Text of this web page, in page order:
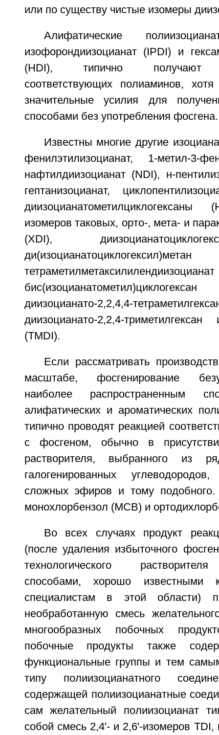
или по существу чистые изомеры
Алифатические
изофорондиизоцианат (IPDI) и
(HDI), типично получают
соответствующих полиаминов,
значительные усилия для
способами без употребления фосгена.
Известны многие другие
фенилэтилизоцианат, 1-метил-3-
нафтилдиизоцианат (NDI), н-
гептанизоцианат,
изомеров таковых, орто-, мета- и
(XDI),
диизоцианато-2,2,4,4-
диизоцианато-2,2,4-
(TMDI).
Если рассматривать
масштабе, фосгенирование
наиболее распространенным
алифатических и ароматических
типично проводят реакцией
с фосгеном, обычно в
растворителя, выбранного из
галогенированных
сложных эфиров и тому подобного.
монохлорбензол (МСВ) и
Во всех случаях продукт
(после удаления избыточного
технологического
способами, хорошо известными
специалистам в этой области)
необработанную смесь
многообразных побочных
побочные продукты также
функциональные группы и тем
типу полиизоцианатного
содержащей полиизоцианатные
сам желательный полиизоцианат
собой смесь 2,4'- и 2,6'-изомеров TDI,